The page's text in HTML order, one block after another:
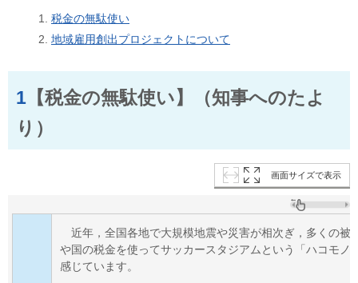
税金の無駄使い
地域雇用創出プロジェクトについて
1 【税金の無駄使い】（知事へのたよ
り）
画面サイズで表示
近年，全国各地で大規模地震や災害が相次ぎ，多くの被
や国の税金を使ってサッカースタジアムという「ハコモノ
感じています。